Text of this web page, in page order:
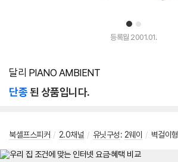
1 2
등록월 2001.01.
달리 PIANO AMBIENT
단종된 상품입니다.
북셸프스피커 / 2.0채널 / 유닛구성: 2웨이 / 벽걸이형